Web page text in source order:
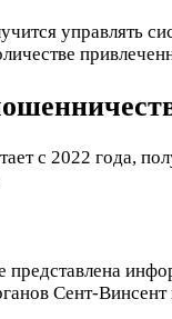
управлять
с 2022 года,
Сент-